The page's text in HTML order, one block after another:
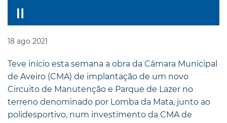
18 ago 2021
Teve início esta semana a obra da Câmara Municipal
de Aveiro (CMA) de implantação de um novo
Circuito de Manutenção e Parque de Lazer no
terreno denominado por Lomba da Mata, junto ao
polidesportivo, num investimento da CMA de